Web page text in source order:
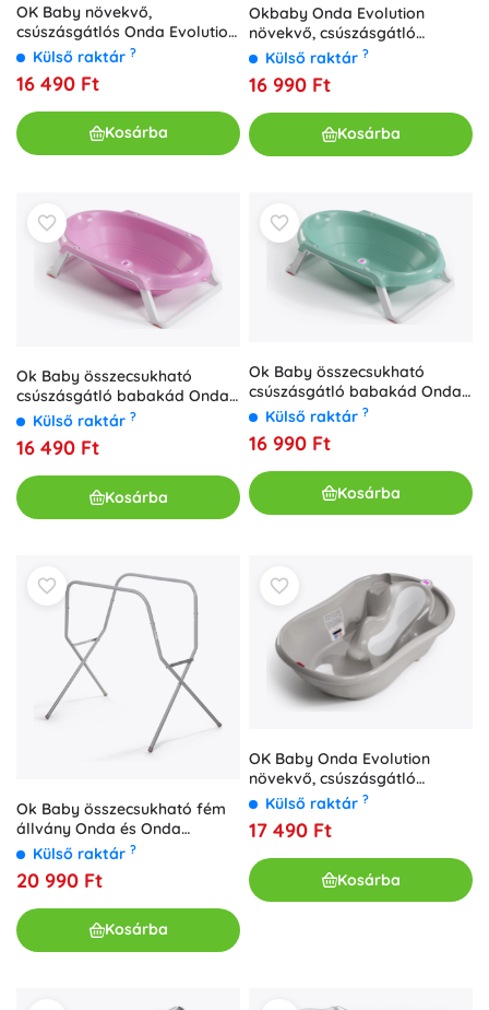
OK Baby növekvő,
csúszásgátlós Onda Evolution
babakád 0–12 hónap, égkék
Külső raktár ?
16 490 Ft
Kosárba
Okbaby Onda Evolution
növekvő, csúszásgátló
babakád 0–12 hónap, fehér
Külső raktár ?
16 990 Ft
Kosárba
Ok Baby összecsukható
csúszásgátló babakád Onda
Slim rózsaszín 0–12 hónapos
Külső raktár ?
16 490 Ft
Kosárba
Ok Baby összecsukható
csúszásgátló babakád Onda
slim 0–12 hónapos korig,
Külső raktár ?
16 990 Ft
Kosárba
Ok Baby összecsukható fém
állvány Onda és Onda
Evolution fürdetőkádhoz
Külső raktár ?
20 990 Ft
Kosárba
OK Baby Onda Evolution
növekvő, csúszásgátló
babakád szürke 0–12 hónap
Külső raktár ?
17 490 Ft
Kosárba